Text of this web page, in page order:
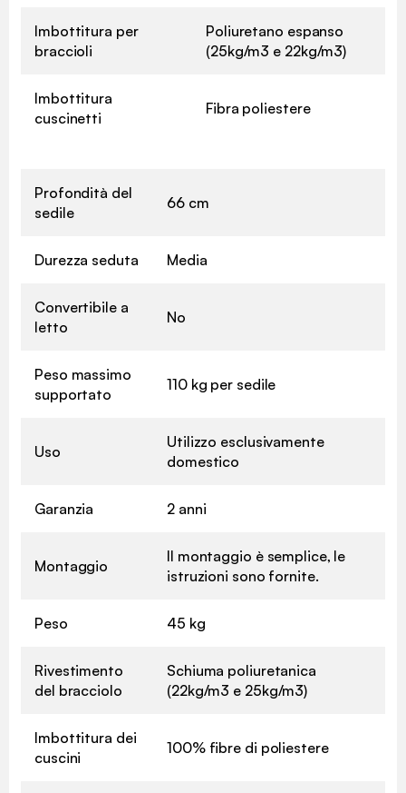
Imbottitura per
braccioli
Poliuretano espanso
(25kg/m3 e 22kg/m3)
Imbottitura
cuscinetti
Fibra poliestere
Profondità del
sedile
66 cm
Durezza seduta Media
Convertibile a
letto
No
Peso massimo
supportato
110 kg per sedile
Uso
Utilizzo esclusivamente
domestico
Garanzia 2 anni
Montaggio
Il montaggio è semplice, le
istruzioni sono fornite.
Peso 45 kg
Rivestimento
del bracciolo
Schiuma poliuretanica
(22kg/m3 e 25kg/m3)
Imbottitura dei
cuscini
100% fibre di poliestere